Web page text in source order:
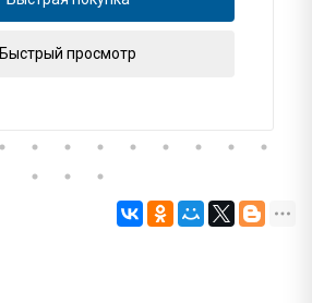
Быстрый просмотр